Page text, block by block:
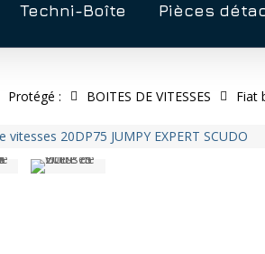
Techni-Boîte Pièces
Protégé : BOITES DE VITESSES Fiat